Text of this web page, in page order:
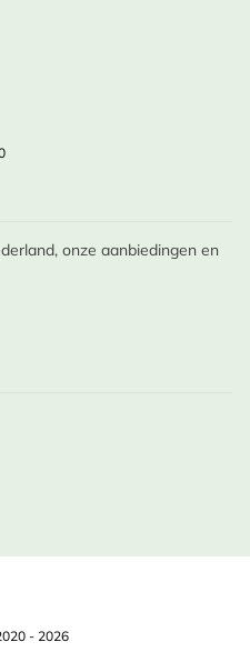
onze aanbiedingen en
- 2026